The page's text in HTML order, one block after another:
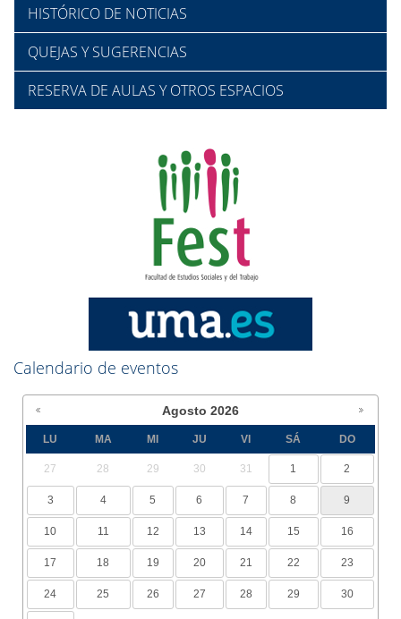
HISTÓRICO DE NOTICIAS
QUEJAS Y SUGERENCIAS
RESERVA DE AULAS Y OTROS ESPACIOS
Calendario de eventos
Agosto 2026
LU MA MI JU VI SÁ DO
27 28 29 30 31 1 2
3 4 5 6 7 8 9
10 11 12 13 14 15 16
17 18 19 20 21 22 23
24 25 26 27 28 29 30